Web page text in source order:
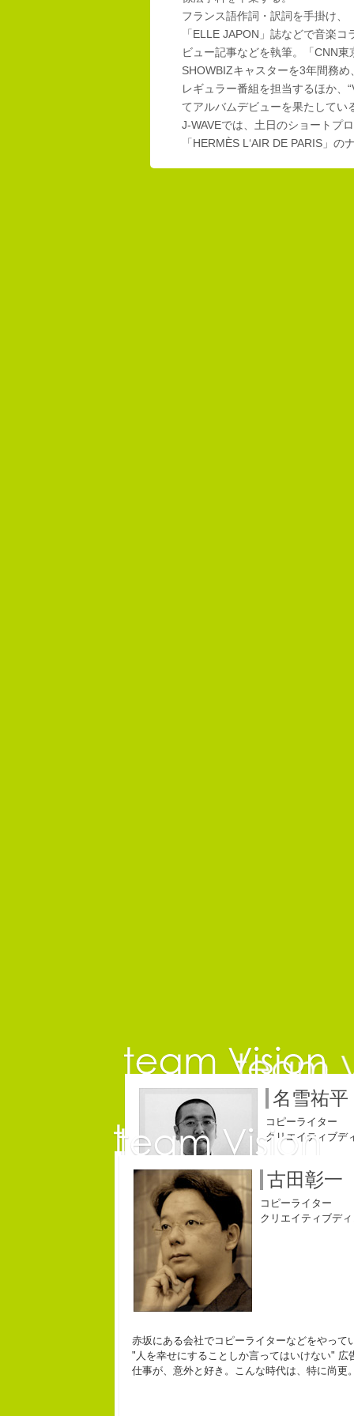
フランス語作詞・訳詞を手掛け、
「ELLE JAPON」誌などで音楽コ
ビュー記事などを執筆。「CNN東
SHOWBIZキャスターを3年間務め
レギュラー番組を担当するほか、
てアルバムデビューを果たしてい
J-WAVEでは、土日のショートプ
「HERMÈS L‘AIR DE PARIS」
保持壮太
コピーライター
自己紹介ジェネレーターというサイトがある。試しにや
こんちゃっ保持壮太郎っていいます。
皆からは「保持壮太郎ピーナッツ」って呼ばれてるよ。
なぜかって言うと前にピーナッツを皆に一粒ずつあげた
３６歳
みなさん一度お出かけ
Copy writer
10周年キャンペーン中です。
名雪祐平
コピーライター
クリエイティブデ
初対面の人によく言われる。
「きれいな名前ですね」
こう返す。「ええ、名前だけは」
すると、初対面の人が笑ってくれる。
古田彰一
コピーライター
クリエイティブデ
赤坂にある会社でコピーライターなどをやって
"人を幸せにすることしか言ってはいけない" 広
仕事が、意外と好き。こんな時代は、特に尚更